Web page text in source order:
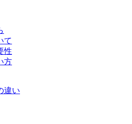
て
性
方
違い